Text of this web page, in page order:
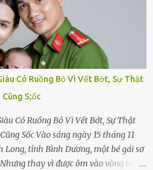
Có Ruồng Bỏ Vì Vết Bớt, Sự Thật
S;ốc
Có Ruồng Bỏ Vì Vết Bớt, Sự Thật
Sốc Vào sáng ngày 15 tháng 11
Long, tỉnh Bình Dương, một bé gái sơ
thay vì được ôm vào vòng tay